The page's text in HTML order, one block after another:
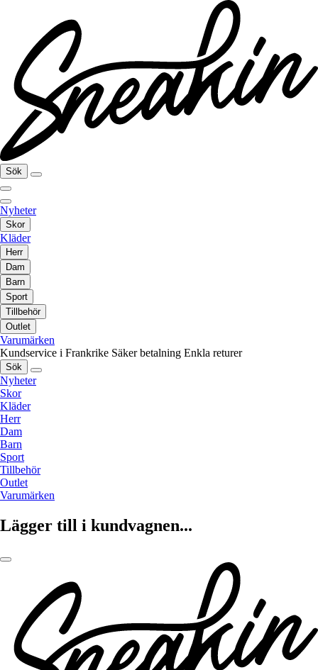
Sök
Nyheter
Skor
Kläder
Herr
Dam
Barn
Sport
Tillbehör
Outlet
Varumärken
Kundservice i Frankrike Säker betalning Enkla returer
Sök
Nyheter
Skor
Kläder
Herr
Dam
Barn
Sport
Tillbehör
Outlet
Varumärken
Lägger till i kundvagnen...